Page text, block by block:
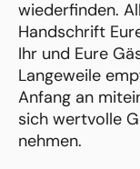
wiederfinden.
Handschrift
Ihr und Eure
Langeweile
Anfang an
sich wertvolle
nehmen.